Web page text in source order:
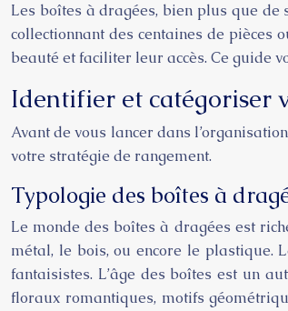
Les boîtes à dragées, bien plus que de
collectionnant des centaines de
beauté et faciliter leur accès. Ce guide
Identifier et catégoriser
Avant de vous lancer dans
votre stratégie de rangement.
Typologie des boîtes à
Le monde des boîtes à dragées est
métal, le bois, ou encore le plastique.
fantaisistes. L’âge des boîtes est un
floraux romantiques, motifs